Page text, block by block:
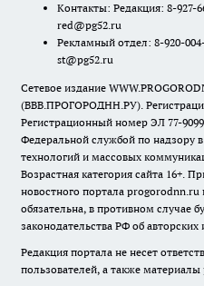
Контакты: Редакция: 8-927-
red@pg52.ru
Рекламный отдел: 8-920-
st@pg52.ru
Сетевое издание
(ВВВ.ПРОГОРОДНН.РУ).
Регистрационный номер ЭЛ 77-
Федеральной службой по надзору
технологий и массовых
Возрастная категория сайта 16+.
новостного портала progorodnn.ru
обязательна, в противном случае
законодательства РФ об
Редакция портала не несет
пользователей, а также